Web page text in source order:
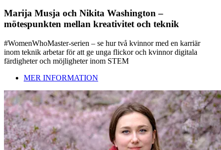
Marija Musja och Nikita Washington –
mötespunkten mellan kreativitet och teknik
#WomenWhoMaster-serien – se hur två kvinnor med en karriär
inom teknik arbetar för att ge unga flickor och kvinnor digitala
färdigheter och möjligheter inom STEM
MER INFORMATION